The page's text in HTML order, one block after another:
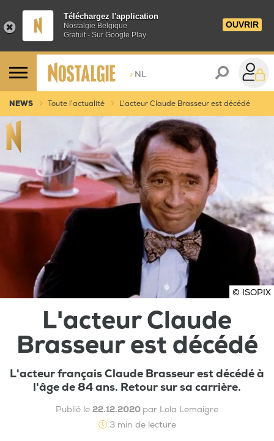
Téléchargez l'application
Nostalgie Belgique
Gratuit - Sur Google Play
OUVRIR
> NL
NEWS Toute l'actualité L'acteur Claude Brasseur est décédé
© ISOPIX
L'acteur Claude
Brasseur est décédé
L'acteur français Claude Brasseur est décédé à
l'âge de 84 ans. Retour sur sa carrière.
Publié le 22.12.2020 par Lola Lemaigre
3 min de lecture